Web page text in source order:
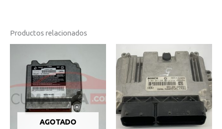
Productos relacionados
AGOTADO